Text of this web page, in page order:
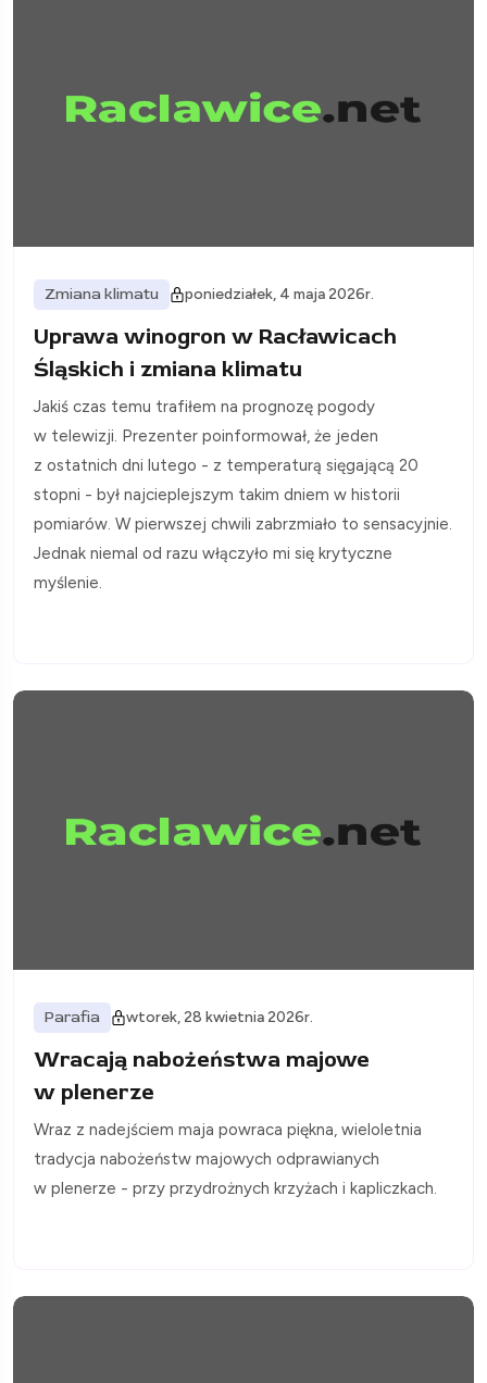
Zmiana klimatu poniedziałek, 4 maja 2026r.
Uprawa winogron w Racławicach
Śląskich i zmiana klimatu
Jakiś czas temu trafiłem na prognozę pogody
w telewizji. Prezenter poinformował, że jeden
z ostatnich dni lutego - z temperaturą sięgającą 20
stopni - był najcieplejszym takim dniem w historii
pomiarów. W pierwszej chwili zabrzmiało to sensacyjnie.
Jednak niemal od razu włączyło mi się krytyczne
myślenie.
Parafia wtorek, 28 kwietnia 2026r.
Wracają nabożeństwa majowe
w plenerze
Wraz z nadejściem maja powraca piękna, wieloletnia
tradycja nabożeństw majowych odprawianych
w plenerze - przy przydrożnych krzyżach i kapliczkach.